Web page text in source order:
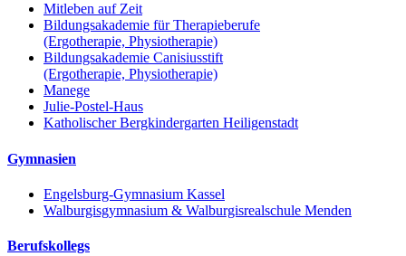
Mitleben auf Zeit
Bildungsakademie für Therapieberufe
(Ergotherapie, Physiotherapie)
Bildungsakademie Canisiusstift
(Ergotherapie, Physiotherapie)
Manege
Julie-Postel-Haus
Katholischer Bergkindergarten Heiligenstadt
Gymnasien
Engelsburg-Gymnasium Kassel
Walburgisgymnasium & Walburgisrealschule Menden
Berufskollegs